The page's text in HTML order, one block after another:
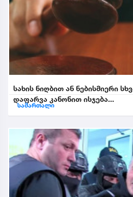
სახის ნიღბით ან ნებისმიერი
დაფარვა კანონით ისჯება...
სამართალი